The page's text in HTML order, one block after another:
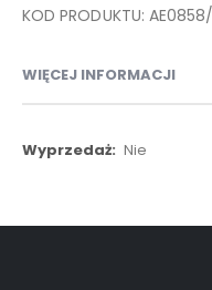
KOD PRODUKTU:
WIĘCEJ INFORMACJI
Więcej
Nie